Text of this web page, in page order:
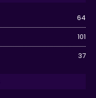
64
101
37